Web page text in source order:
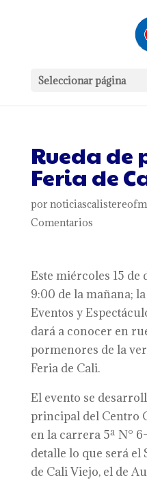
Seleccionar página
Rueda de
Feria de
por noticiascalistereofm|
Comentarios
Este miércoles 15
9:00 de la mañana;
Eventos y
dará a conocer en
pormenores de la
Feria de Cali.
El evento se
principal del Centro
en la carrera 5ª N°
detalle lo que será el
de Cali Viejo, el de